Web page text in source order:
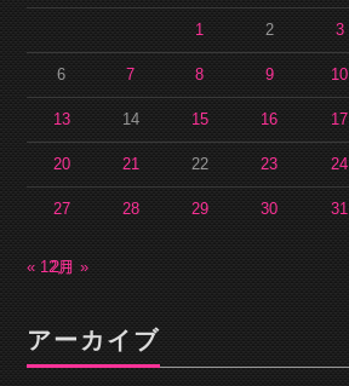
1 2 3
6 7 8 9 10
13 14 15 16 17
20 21 22 23 24
27 28 29 30 31
« 12月2月 »
アーカイブ